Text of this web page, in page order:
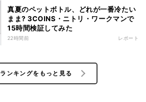
真夏のペットボトル、どれが一番冷たい
まま? 3COINS・ニトリ・ワークマンで
15時間検証してみた
22時間前 レポート
ランキングをもっと見る